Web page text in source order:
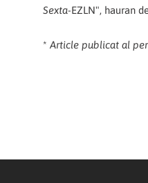
Sexta-EZLN", hauran
* Article publicat al